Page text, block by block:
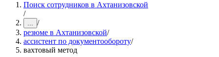
Поиск сотрудников в Ахтанизовской
/
... /
резюме в Ахтанизовской/
ассистент по документообороту/
вахтовый метод